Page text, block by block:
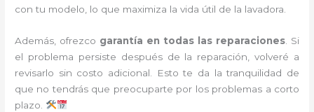
con tu modelo, lo que maximiza la vida útil de la lavadora.
Además, ofrezco garantía en todas las reparaciones. Si
el problema persiste después de la reparación, volveré a
revisarlo sin costo adicional. Esto te da la tranquilidad de
que no tendrás que preocuparte por los problemas a corto
plazo.